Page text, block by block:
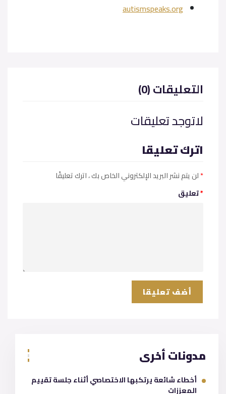
autismspeaks.org
(0) التعليقات
لاتوجد تعليقات
اترك تعليقا
لن يتم نشر البريد الإلكتروني الخاص بك*
*
مدونات أخرى
أخطاء شائعة يرتكبها الاختصاصي أثناء جلسة تقييم
المعززات